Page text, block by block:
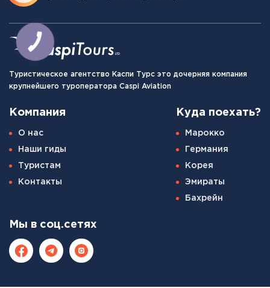
Туристическое агентство Каспи Турс это дочерняя компания
крупнейшего туроператора Caspi Aviation
Компания
О нас
Наши гиды
Туристам
Контакты
Куда поехать?
Марокко
Германия
Корея
Эмираты
Бахрейн
Мы в соц.сетях